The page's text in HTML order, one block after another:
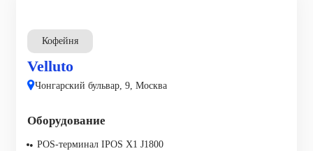
Кофейня
Velluto
Чонгарский бульвар, 9, Москва
Оборудование
POS-терминал IPOS X1 J1800